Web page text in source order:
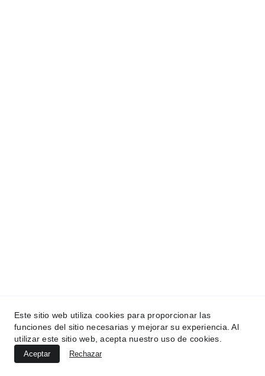
Este sitio web utiliza cookies para proporcionar las
funciones del sitio necesarias y mejorar su experiencia. Al
utilizar este sitio web, acepta nuestro uso de cookies.
Aceptar Rechazar